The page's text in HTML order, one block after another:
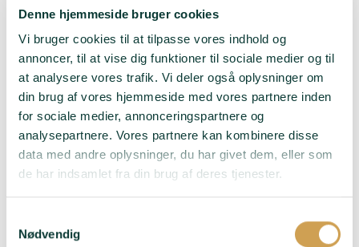
Denne hjemmeside bruger cookies
Vi bruger cookies til at tilpasse vores indhold og
annoncer, til at vise dig funktioner til sociale medier og til
at analysere vores trafik. Vi deler også oplysninger om
din brug af vores hjemmeside med vores partnere inden
for sociale medier, annonceringspartnere og
analysepartnere. Vores partnere kan kombinere disse
data med andre oplysninger, du har givet dem, eller som
de har indsamlet fra din brug af deres tjenester.
Nødvendig
Bare fordi
LÆG I KURV
Hjemmelavet burger -
Tapas
LÆG I KURV